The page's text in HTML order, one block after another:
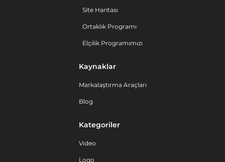
Site Haritası
Ortaklık Programı
Elçilik Programımızı
Kaynaklar
Markalaştırma Araçları
Blog
Kategoriler
Video
Logo